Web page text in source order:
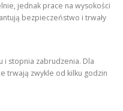
jednak prace na wysokości
bezpieczeństwo i trwały
i stopnia zabrudzenia. Dla
trwają zwykle od kilku godzin